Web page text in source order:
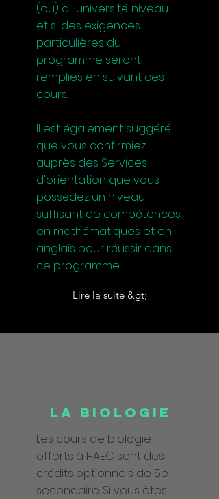
(ou) à l'université. niveau
et si des exigences
particulières du
programme seront
remplies en suivant ces
cours.
Il est également suggéré
que vous confirmiez
auprès des Services
d'orientation que vous
possédez un niveau
suffisant de compétences
en mathématiques et en
anglais pour réussir dans
ce programme.
Lire la suite &gt;
LA BIOLOGIE
Les cours de biologie
offerts à HAEC sont des
crédits optionnels de 5e
secondaire. Si vous êtes